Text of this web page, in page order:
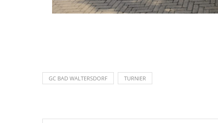
GC BAD WALTERSDORF TURNIER